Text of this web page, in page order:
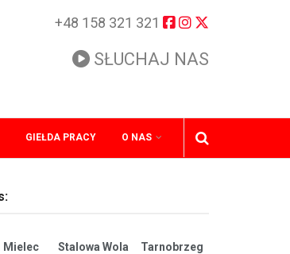
+48 158 321 321
SŁUCHAJ NAS
GIEŁDA PRACY O NAS
Mielec Stalowa Wola
Tarnobrzeg